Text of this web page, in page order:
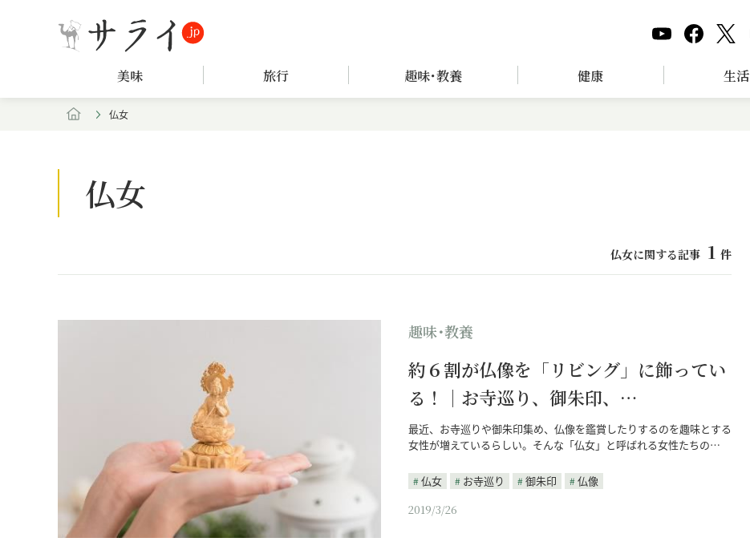
美味 旅行 趣味･教養 健康 生活
仏女
仏女
仏女に関する記事 1 件
趣味･教養
約６割が仏像を「リビング」に飾ってい
る！｜お寺巡り、御朱印、…
最近、お寺巡りや御朱印集め、仏像を鑑賞したりするのを趣味とする
女性が増えているらしい。そんな「仏女」と呼ばれる女性たちの…
仏女 お寺巡り 御朱印
仏像
2019/3/26